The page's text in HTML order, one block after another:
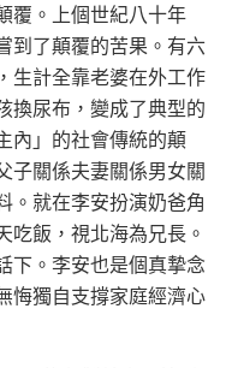
覆。上個世紀八十年
到了顛覆的苦果。有六
生計全靠老婆在外工作
換尿布，變成了典型的
內」的社會傳統的顛
子關係夫妻關係男女關
。就在李安扮演奶爸角
吃飯，視北海為兄長。
下。李安也是個真摯念
悔獨自支撐家庭經濟心